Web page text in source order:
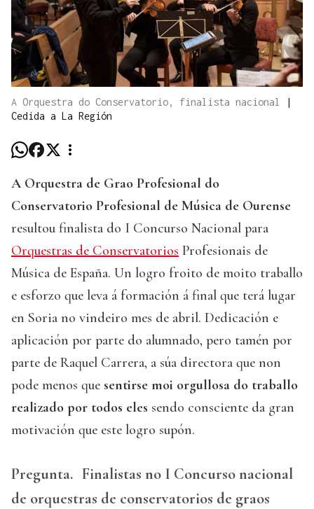
A Orquestra do Conservatorio, finalista nacional
|
Cedida a La Región
A Orquestra de Grao Profesional do
Conservatorio Profesional de Música de Ourense
resultou finalista do I Concurso Nacional para
Orquestras de Conservatorios Profesionais de
Música de España. Un logro froito de moito traballo
e esforzo que leva á formación á final que terá lugar
en Soria no vindeiro mes de abril. Dedicación e
aplicación por parte do alumnado, pero tamén por
parte de Raquel Carrera, a súa directora que non
pode menos que sentirse moi orgullosa do traballo
realizado por todos eles sendo consciente da gran
motivación que este logro supón.
Pregunta. Finalistas no I Concurso nacional
de orquestras de conservatorios de graos